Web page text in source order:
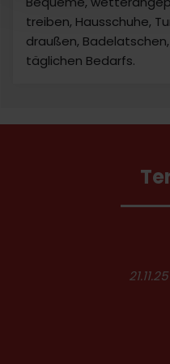
treiben, Hausschuhe,
draußen,
täglichen Bedarfs.